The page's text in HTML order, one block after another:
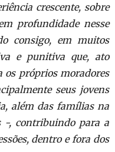
crescente, sobre
profundidade nesse
consigo, em muitos
e punitiva que, ato
os próprios moradores
seus jovens
além das famílias na
-, contribuindo para a
dentro e fora dos